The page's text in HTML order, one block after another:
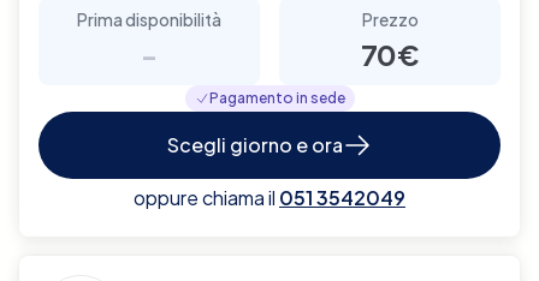
Prima disponibilità
-
Prezzo
70€
Pagamento in sede
Scegli giorno e ora
oppure chiama il 051 3542049